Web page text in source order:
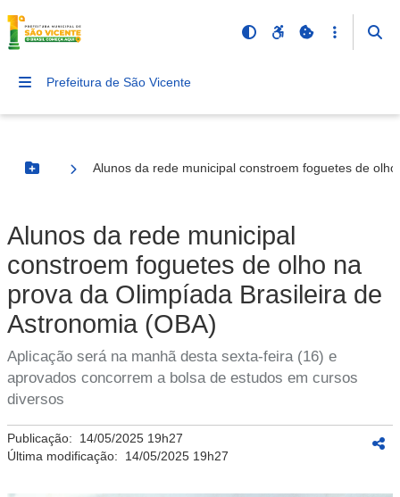
Prefeitura de São Vicente
Botão Menu
Alunos da rede municipal constroem foguetes de
Alunos da rede municipal
constroem foguetes de olho na
prova da Olimpíada Brasileira de
Astronomia (OBA)
Aplicação será na manhã desta sexta-feira (16) e
aprovados concorrem a bolsa de estudos em cursos
diversos
Publicação: 14/05/2025 19h27
Última modificação: 14/05/2025 19h27